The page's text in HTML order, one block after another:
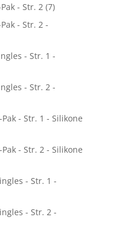
- Str. 2 (7)
- Str. 2 -
- Str. 1 -
- Str. 2 -
- Str. 1 - Silikone
- Str. 2 - Silikone
- Str. 1 -
- Str. 2 -